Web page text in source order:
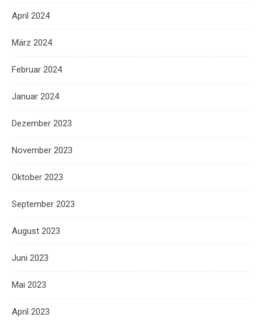
April 2024
März 2024
Februar 2024
Januar 2024
Dezember 2023
November 2023
Oktober 2023
September 2023
August 2023
Juni 2023
Mai 2023
April 2023